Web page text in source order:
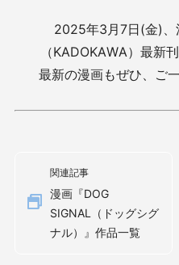
2025年3月7日(金)、
（KADOKAWA）最新
最新の漫画もぜひ、ご
関連記事
漫画『DOG
SIGNAL（ドッグシグ
ナル）』作品一覧